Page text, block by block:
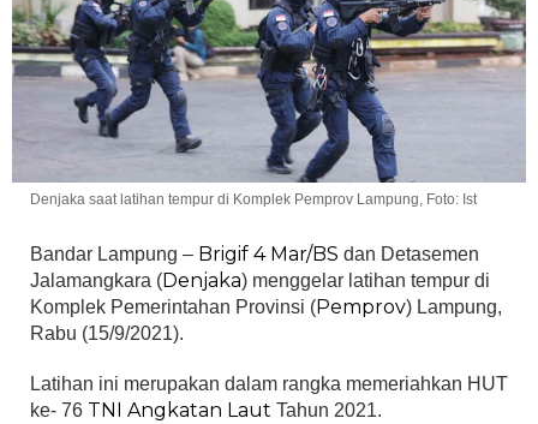
Denjaka saat latihan tempur di Komplek Pemprov Lampung, Foto: Ist
Bandar Lampung – Brigif 4 Mar/BS dan Detasemen
Jalamangkara (Denjaka) menggelar latihan tempur di
Komplek Pemerintahan Provinsi (Pemprov) Lampung,
Rabu (15/9/2021).
Latihan ini merupakan dalam rangka memeriahkan HUT
ke- 76 TNI Angkatan Laut Tahun 2021.